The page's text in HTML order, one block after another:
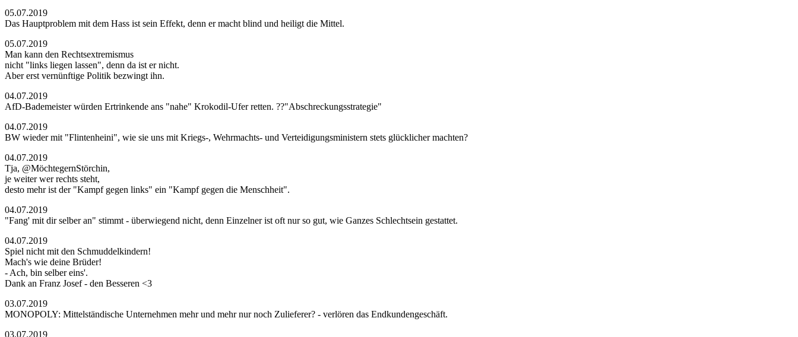
05.07.2019
Das Hauptproblem mit dem Hass ist sein Effekt, denn er macht blind und heiligt die Mittel.
05.07.2019
Man kann den Rechtsextremismus
nicht "links liegen lassen", denn da ist er nicht.
Aber erst vernünftige Politik bezwingt ihn.
04.07.2019
AfD-Bademeister würden Ertrinkende ans "nahe" Krokodil-Ufer retten. ??"Abschreckungsstrategie"
04.07.2019
BW wieder mit "Flintenheini", wie sie uns mit Kriegs-, Wehrmachts- und Verteidigungsministern stets glücklicher machten?
04.07.2019
Tja, @MöchtegernStörchin,
je weiter wer rechts steht,
desto mehr ist der "Kampf gegen links" ein "Kampf gegen die Menschheit".
04.07.2019
"Fang' mit dir selber an" stimmt - überwiegend nicht, denn Einzelner ist oft nur so gut, wie Ganzes Schlechtsein gestattet.
04.07.2019
Spiel nicht mit den Schmuddelkindern!
Mach's wie deine Brüder!
- Ach, bin selber eins'.
Dank an Franz Josef - den Besseren <3
03.07.2019
MONOPOLY: Mittelständische Unternehmen mehr und mehr nur noch Zulieferer? - verlören das Endkundengeschäft.
03.07.2019